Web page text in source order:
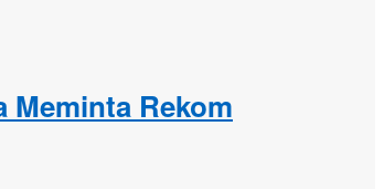
Meminta Rekom